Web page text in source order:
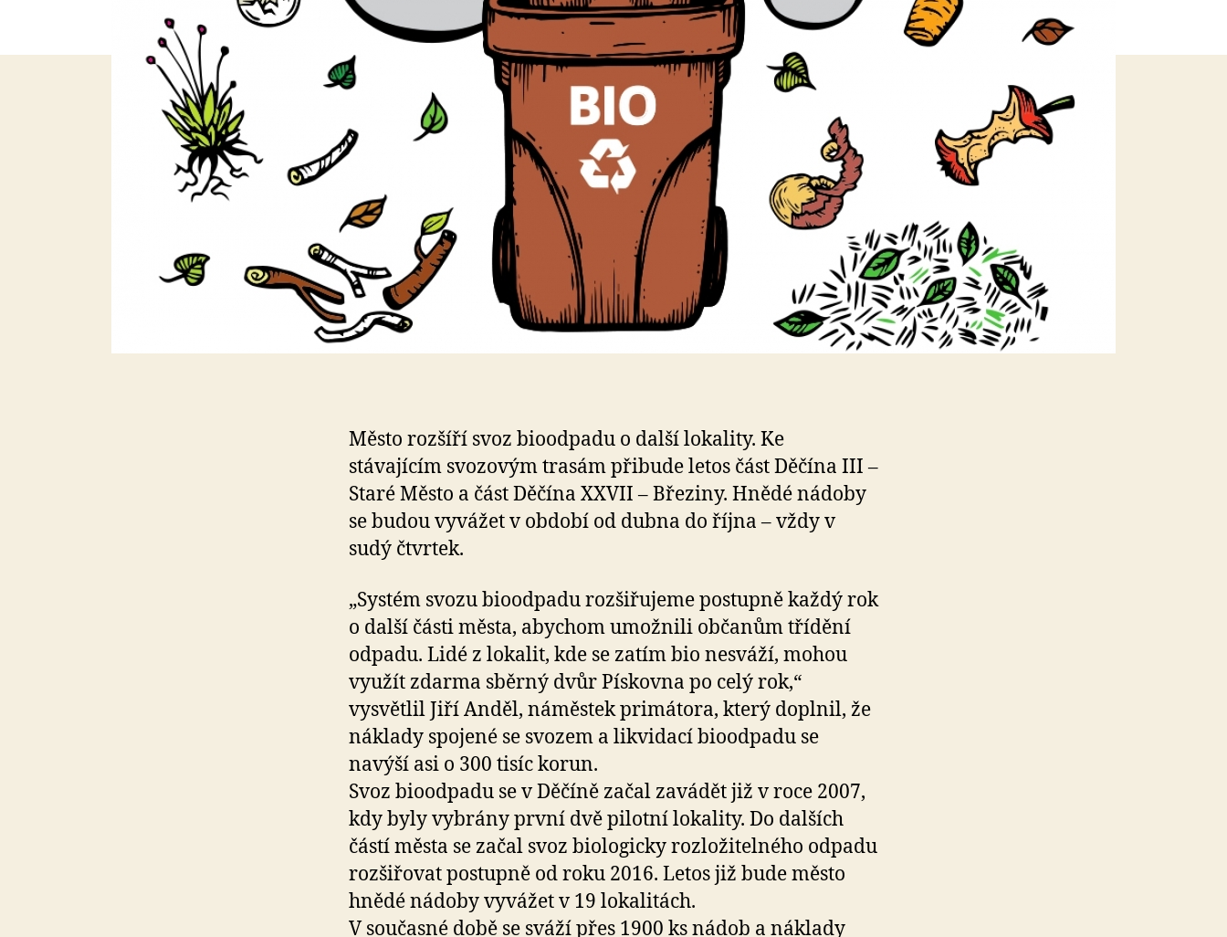
Město rozšíří svoz bioodpadu o další lokality. Ke
stávajícím svozovým trasám přibude letos část Děčína III –
Staré Město a část Děčína XXVII – Březiny. Hnědé nádoby
se budou vyvážet v období od dubna do října – vždy v
sudý čtvrtek.
„Systém svozu bioodpadu rozšiřujeme postupně každý rok
o další části města, abychom umožnili občanům třídění
odpadu. Lidé z lokalit, kde se zatím bio nesváží, mohou
využít zdarma sběrný dvůr Pískovna po celý rok,“
vysvětlil Jiří Anděl, náměstek primátora, který doplnil, že
náklady spojené se svozem a likvidací bioodpadu se
navýší asi o 300 tisíc korun.
Svoz bioodpadu se v Děčíně začal zavádět již v roce 2007,
kdy byly vybrány první dvě pilotní lokality. Do dalších
částí města se začal svoz biologicky rozložitelného odpadu
rozšiřovat postupně od roku 2016. Letos již bude město
hnědé nádoby vyvážet v 19 lokalitách.
V současné době se sváží přes 1900 ks nádob a náklady